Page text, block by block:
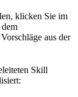
klicken Sie im
aus der
Skill